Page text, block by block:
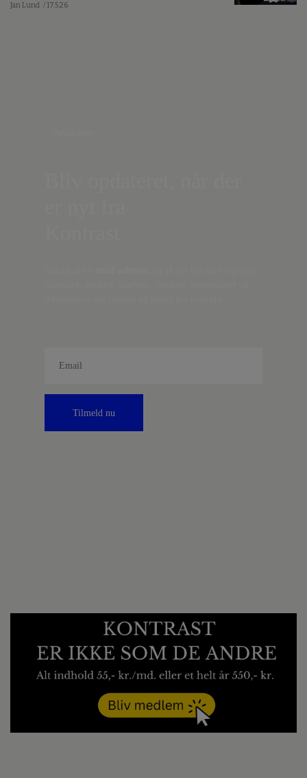
Jan Lund / 17.5.26
Tilmeld nu